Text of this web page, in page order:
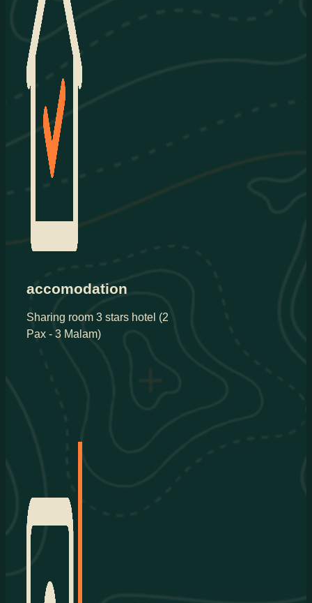
accomodation
Sharing room 3 stars hotel (2
Pax - 3 Malam)